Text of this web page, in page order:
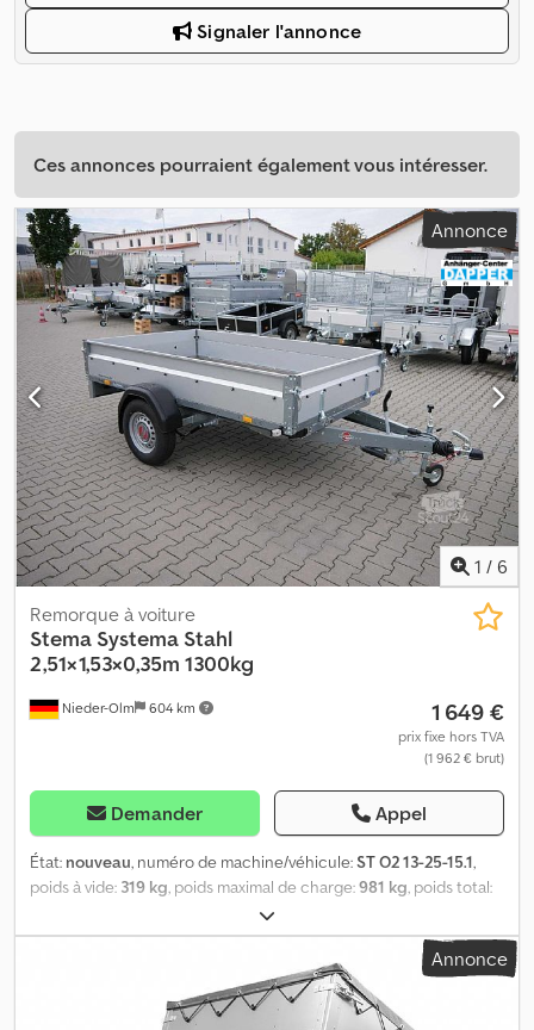
Signaler l'annonce
Ces annonces pourraient également vous intéresser.
Annonce
1 / 6
Nieder-Olm 604 km
Remorque à voiture
Stema Systema Stahl
2,51×1,53×0,35m 1300kg
1 649 €
prix fixe hors TVA
(1 962 € brut)
Demander Appel
État: nouveau, numéro de machine/véhicule:ST O2 13-25-15.1,
poids à vide: 319 kg , poids maximal de charge:981 kg , poids total:
, configuration d'essieux:1 essieu
de chargement:2 510 mm, largeur de l’espace de chargement:
, hauteur de l'espace de chargement: 345 mm , Ridelles,
balustrades et autres éléments - paroi arrière et paroi avant
rabattables et amovibles - avec protection anticorrosion durable
Annonce